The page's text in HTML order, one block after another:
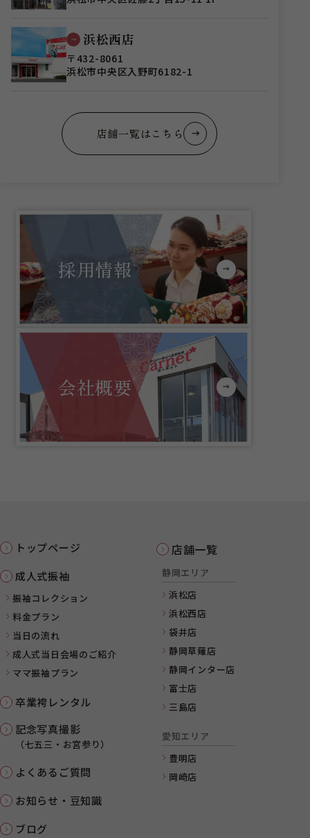
浜松西店
〒432-8061
浜松市中央区入野町6182-1
店舗一覧はこちら
採用情報
会社概要
トップページ
成人式振袖
振袖コレクション
料金プラン
当日の流れ
成人式当日会場のご紹介
ママ振袖プラン
卒業袴レンタル
記念写真撮影
（七五三・お宮参り）
よくあるご質問
お知らせ・豆知識
ブログ
店舗一覧
静岡エリア
浜松店
浜松西店
袋井店
静岡草薙店
静岡インター店
富士店
三島店
愛知エリア
豊明店
岡崎店